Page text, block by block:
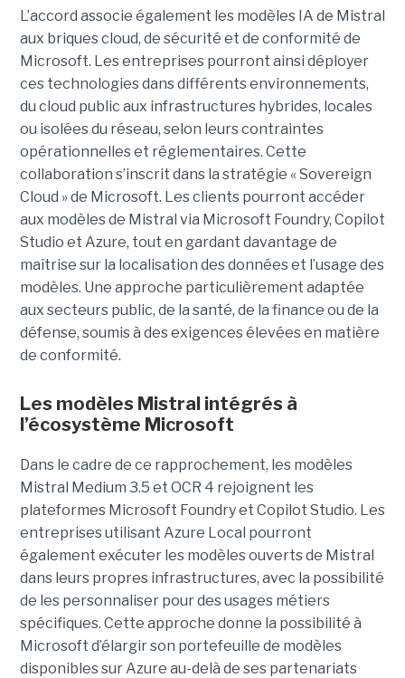
L’accord associe également les modèles IA de Mistral
aux briques cloud, de sécurité et de conformité de
Microsoft. Les entreprises pourront ainsi déployer
ces technologies dans différents environnements,
du cloud public aux infrastructures hybrides, locales
ou isolées du réseau, selon leurs contraintes
opérationnelles et réglementaires. Cette
collaboration s’inscrit dans la stratégie « Sovereign
Cloud » de Microsoft. Les clients pourront accéder
aux modèles de Mistral via Microsoft Foundry, Copilot
Studio et Azure, tout en gardant davantage de
maîtrise sur la localisation des données et l’usage des
modèles. Une approche particulièrement adaptée
aux secteurs public, de la santé, de la finance ou de la
défense, soumis à des exigences élevées en matière
de conformité.
Les modèles Mistral intégrés à
l’écosystème Microsoft
Dans le cadre de ce rapprochement, les modèles
Mistral Medium 3.5 et OCR 4 rejoignent les
plateformes Microsoft Foundry et Copilot Studio. Les
entreprises utilisant Azure Local pourront
également exécuter les modèles ouverts de Mistral
dans leurs propres infrastructures, avec la possibilité
de les personnaliser pour des usages métiers
spécifiques. Cette approche donne la possibilité à
Microsoft d’élargir son portefeuille de modèles
disponibles sur Azure au-delà de ses partenariats